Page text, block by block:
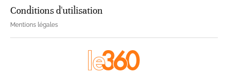
Conditions d'utilisation
Mentions légales